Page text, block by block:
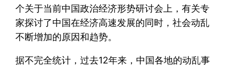
个关于当前中国政治经济形势研讨会上，有关专
家探讨了中国在经济高速发展的同时，社会动乱
不断增加的原因和趋势。
据不完全统计，过去12年来，中国各地的动乱事